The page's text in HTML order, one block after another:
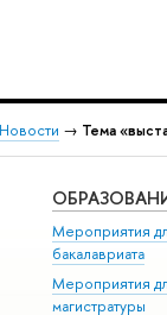
Новости → Тема
Мероприятия
бакалавриата
Мероприятия
магистратуры